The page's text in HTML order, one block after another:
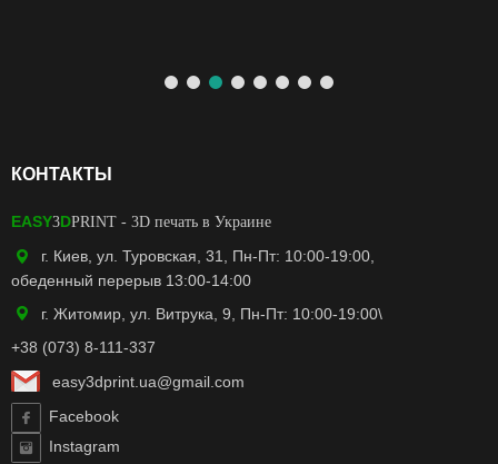
КОНТАКТЫ
EASY3DPRINT - 3D печать в Украине
г. Киев, ул. Туровская, 31, Пн-Пт: 10:00-19:00,
обеденный перерыв 13:00-14:00
г. Житомир, ул. Витрука, 9, Пн-Пт: 10:00-19:00\
+38 (073) 8-111-337
easy3dprint.ua@gmail.com
Facebook
Instagram